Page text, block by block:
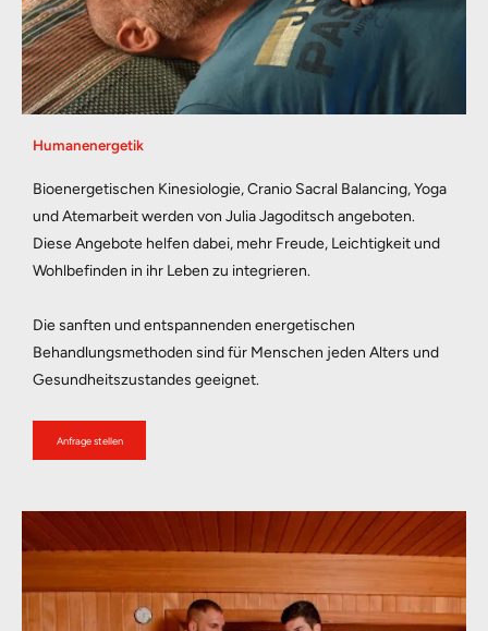
Humanenergetik
Bioenergetischen Kinesiologie, Cranio Sacral Balancing, Yoga
und Atemarbeit werden von Julia Jagoditsch angeboten.
Diese Angebote helfen dabei, mehr Freude, Leichtigkeit und
Wohlbefinden in ihr Leben zu integrieren.
Die sanften und entspannenden energetischen
Behandlungsmethoden sind für Menschen jeden Alters und
Gesundheitszustandes geeignet.
Anfrage stellen